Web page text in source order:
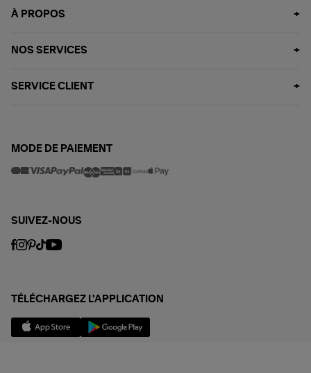
À PROPOS
NOS SERVICES
SERVICE CLIENT
MODE DE PAIEMENT
SUIVEZ-NOUS
TÉLÉCHARGEZ L'APPLICATION